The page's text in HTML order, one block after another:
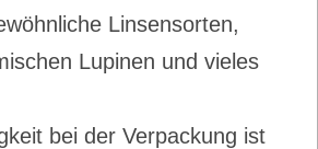
Linsensorten,
Lupinen und vieles
bei der Verpackung ist